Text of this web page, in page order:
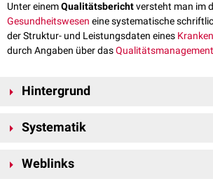
Unter einemQualitätsberichtversteht man im
Gesundheitswesen eine systematische
der Struktur- und Leistungsdaten eines
durch Angaben über dasQualitätsmanagement
Hintergrund
erstmals im Jahr 2005 für das Jahr 2004, einen
In einer Vereinbarung zwischen den
Systematik
Systemteil. Der Basisteil gibt einen
Weblinks